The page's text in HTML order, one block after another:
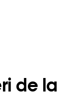
de la